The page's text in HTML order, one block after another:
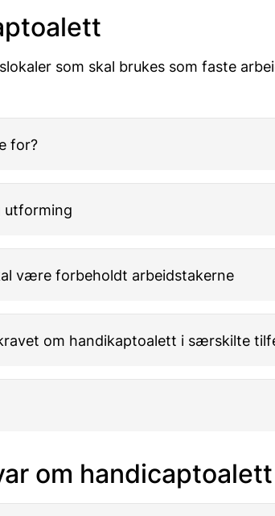
som skal brukes som faste
for?
utforming
være forbeholdt arbeidstakerne
om handikaptoalett i særskilte
om handicaptoalett